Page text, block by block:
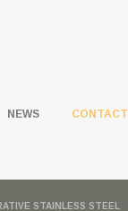
NEWS CONTACT
STAINLESS STEEL